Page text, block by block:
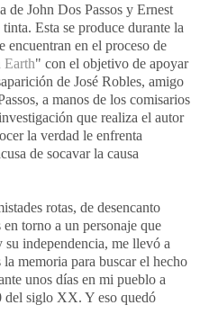
de John Dos Passos y Ernest
Esta se produce durante la
encuentran en el proceso de
Earth" con el objetivo de apoyar
de José Robles, amigo
a manos de los comisarios
que realiza el autor
la verdad le enfrenta
de socavar la causa
rotas, de desencanto
torno a un personaje que
independencia, me llevó a
memoria para buscar el hecho
unos días en mi pueblo a
del siglo XX. Y eso quedó